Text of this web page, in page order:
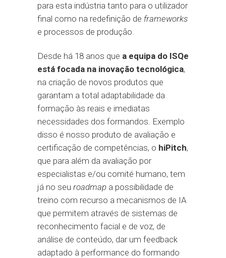
para esta indústria tanto para o utilizador
final como na redefinição de frameworks
e processos de produção.
Desde há 18 anos que a equipa do ISQe
está focada na inovação tecnológica,
na criação de novos produtos que
garantam a total adaptabilidade da
formação às reais e imediatas
necessidades dos formandos. Exemplo
disso é nosso produto de avaliação e
certificação de competências, o hiPitch,
que para além da avaliação por
especialistas e/ou comité humano, tem
já no seu roadmap a possibilidade de
treino com recurso a mecanismos de IA
que permitem através de sistemas de
reconhecimento facial e de voz, de
análise de conteúdo, dar um feedback
adaptado à performance do formando